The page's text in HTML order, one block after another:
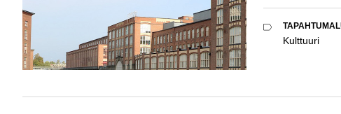
Kulttuuri